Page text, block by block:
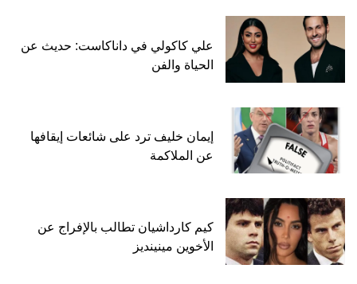
علي كاكولي في داناكاست: حديث عن
الحياة والفن
إيمان خليف ترد على شائعات إيقافها
عن الملاكمة
كيم كارداشيان تطالب بالإفراج عن
الأخوين مينينديز